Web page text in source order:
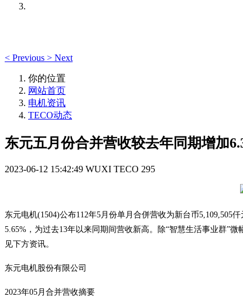
< Previous > Next
你的位置
网站首页
电机资讯
TECO动态
东元五月份合并营收较去年同期增加
2023-06-12 15:42:49 WUXI TECO 295
东元电机(1504)公布112年5月份单月合併营收为新台币5,109,505
5.65%，为过去13年以来同期间营收新高。除“智慧生活事业群”
见下方资讯。
东元电机股份有限公司
2023年05月合并营收摘要